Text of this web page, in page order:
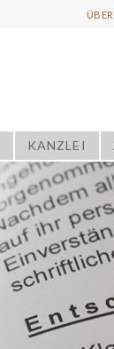
KANZLEI